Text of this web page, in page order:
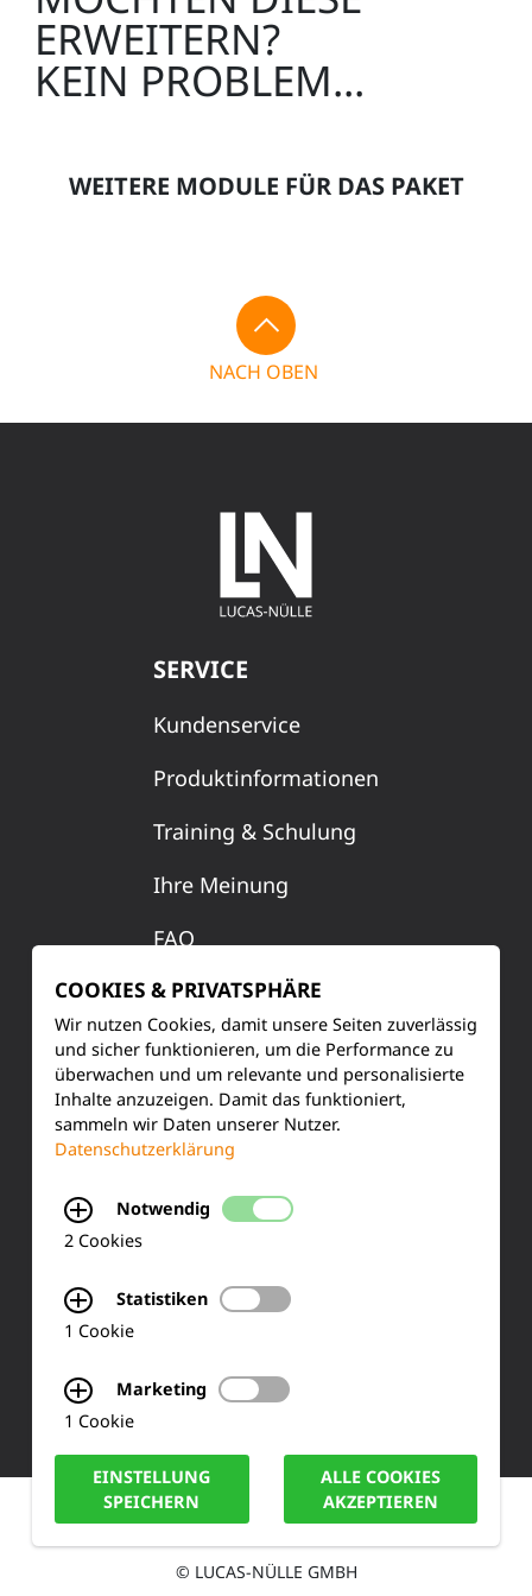
CO4205-5G
CO4205-8A
Zusätzlich erforderlich zum Kurs CO4204-
Patchkabel Cat6, grau (2m)
LM9071
USB 2.0 Ethernet Adapter 10/100
Schnittstellenkabel 25-polig, Sub-D-Buchse/Stecker,
Zusätzlich empfehlenswert:
UniTrain Aufbewahrungskoffer für Grundlagen SPS
Technik
ERWEITERN?
KEIN PROBLEM...
WEITERE MODULE FÜR DAS PAKET
NACH OBEN
SERVICE
Kundenservice
Produktinformationen
Training & Schulung
Ihre Meinung
FAQ
KONTAKT
Siemensstraße 2
50170 Kerpen
Tel.: +49 (0) 2273-567 0
info@lucas-nuelle.de
© LUCAS-NÜLLE GMBH
IMPRESSUM DATENSCHUTZ COOKIE HINWEISE
COOKIES & PRIVATSPHÄRE
Wir nutzen Cookies, damit unsere Seiten zuverlässig
und sicher funktionieren, um die Performance zu
überwachen und um relevante und personalisierte
Inhalte anzuzeigen. Damit das funktioniert,
sammeln wir Daten unserer Nutzer.
Datenschutzerklärung
Notwendig
2 Cookies
Statistiken
1 Cookie
Marketing
1 Cookie
EINSTELLUNG
SPEICHERN
ALLE COOKIES
AKZEPTIEREN